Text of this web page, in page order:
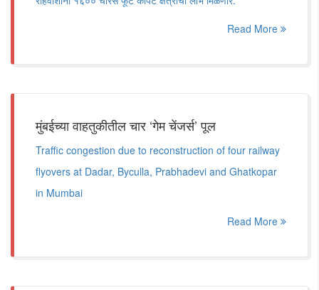
Read More
मुंबईच्या वाहतुकीतील चार ‘गेम चेंजर्स’ पूल
Traffic congestion due to reconstruction of four railway
flyovers at Dadar, Byculla, Prabhadevi and Ghatkopar
in Mumbai
Read More